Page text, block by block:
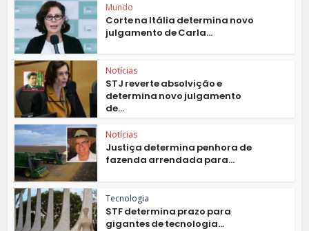
Mundo
Corte na Itália determina novo
julgamento de Carla...
Notícias
STJ reverte absolvição e
determina novo julgamento
de...
Notícias
Justiça determina penhora de
fazenda arrendada para...
Tecnologia
STF determina prazo para
gigantes de tecnologia...